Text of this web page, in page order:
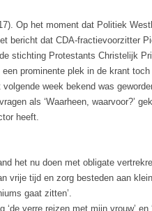
Op het moment dat Politiek
bericht dat CDA-fractievoorzitter
stichting Protestants Christelijk
prominente plek in de krant toch
week bekend was
als ‘Waarheen, waarvoor?’
heeft.
het nu doen met obligate
vrije tijd en zorg besteden aan
gaat zitten’.
‘de verre reizen met mijn vrouw’